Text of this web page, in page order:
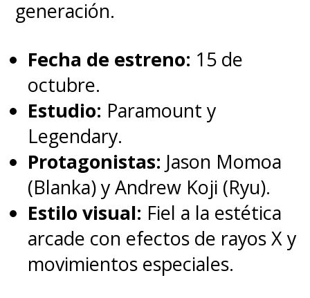
generación.
Fecha de estreno: 15 de
octubre.
Estudio: Paramount y
Legendary.
Protagonistas: Jason Momoa
(Blanka) y Andrew Koji (Ryu).
Estilo visual: Fiel a la estética
arcade con efectos de rayos X y
movimientos especiales.